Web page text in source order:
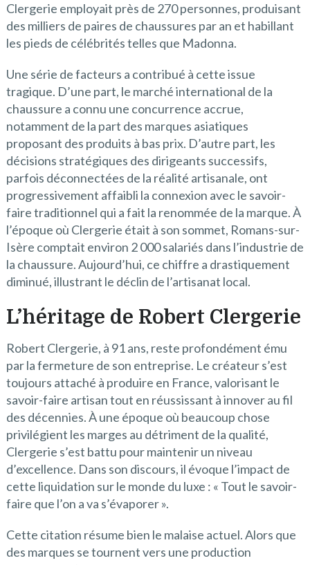
Clergerie employait près de 270 personnes, produisant
des milliers de paires de chaussures par an et habillant
les pieds de célébrités telles que Madonna.
Une série de facteurs a contribué à cette issue
tragique. D’une part, le marché international de la
chaussure a connu une concurrence accrue,
notamment de la part des marques asiatiques
proposant des produits à bas prix. D’autre part, les
décisions stratégiques des dirigeants successifs,
parfois déconnectées de la réalité artisanale, ont
progressivement affaibli la connexion avec le savoir-
faire traditionnel qui a fait la renommée de la marque. À
l’époque où Clergerie était à son sommet, Romans-sur-
Isère comptait environ 2 000 salariés dans l’industrie de
la chaussure. Aujourd’hui, ce chiffre a drastiquement
diminué, illustrant le déclin de l’artisanat local.
L’héritage de Robert Clergerie
Robert Clergerie, à 91 ans, reste profondément ému
par la fermeture de son entreprise. Le créateur s’est
toujours attaché à produire en France, valorisant le
savoir-faire artisan tout en réussissant à innover au fil
des décennies. À une époque où beaucoup chose
privilégient les marges au détriment de la qualité,
Clergerie s’est battu pour maintenir un niveau
d’excellence. Dans son discours, il évoque l’impact de
cette liquidation sur le monde du luxe : « Tout le savoir-
faire que l’on a va s’évaporer ».
Cette citation résume bien le malaise actuel. Alors que
des marques se tournent vers une production